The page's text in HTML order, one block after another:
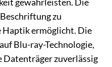
gewährleisten. Die
zu
Haptik ermöglicht. Die
Blu-ray-Technologie,
Datenträger zuverlässig